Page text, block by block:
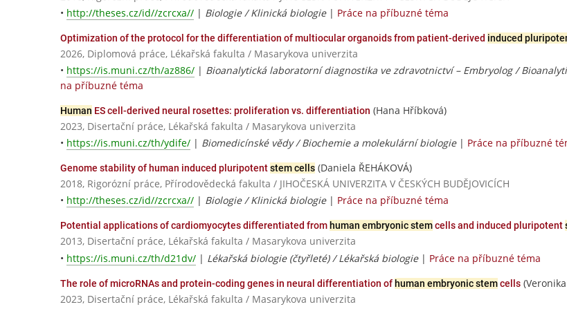
• http://theses.cz/id//zcrcxa// | Biologie / Klinická biologie| Práce na příbuzné téma
Optimization of the protocol for the differentiation of multiocular organoids from patient-derived induced
2026, Diplomová práce, Lékařská fakulta / Masarykova univerzita
• https://is.muni.cz/th/az886/ | Bioanalytická laboratorní diagnostika ve zdravotnictví – Embryolog /
na příbuzné téma
Human ES cell-derived neural rosettes: proliferation vs. differentiation (Hana Hříbková)
2023, Disertační práce, Lékařská fakulta / Masarykova univerzita
• https://is.muni.cz/th/ydife/ | Biomedicínské vědy / Biochemie a molekulární biologie| Práce na příbuzné
Genome stability of human induced pluripotentstem cells (Daniela ŘEHÁKOVÁ)
2018, Rigorózní práce, Přírodovědecká fakulta / JIHOČESKÁ UNIVERZITA V ČESKÝCH BUDĚJOVICÍCH
• http://theses.cz/id//zcrcxa// | Biologie / Klinická biologie| Práce na příbuzné téma
Potential applications of cardiomyocytes differentiated from human embryonic stemcells and induced pluripotent
2013, Disertační práce, Lékařská fakulta / Masarykova univerzita
• https://is.muni.cz/th/d21dv/ | Lékařská biologie (čtyřleté) / Lékařská biologie| Práce na příbuzné téma
The role of microRNAs and protein-coding genes in neural differentiation ofhuman embryonic stemcells
2023, Disertační práce, Lékařská fakulta / Masarykova univerzita